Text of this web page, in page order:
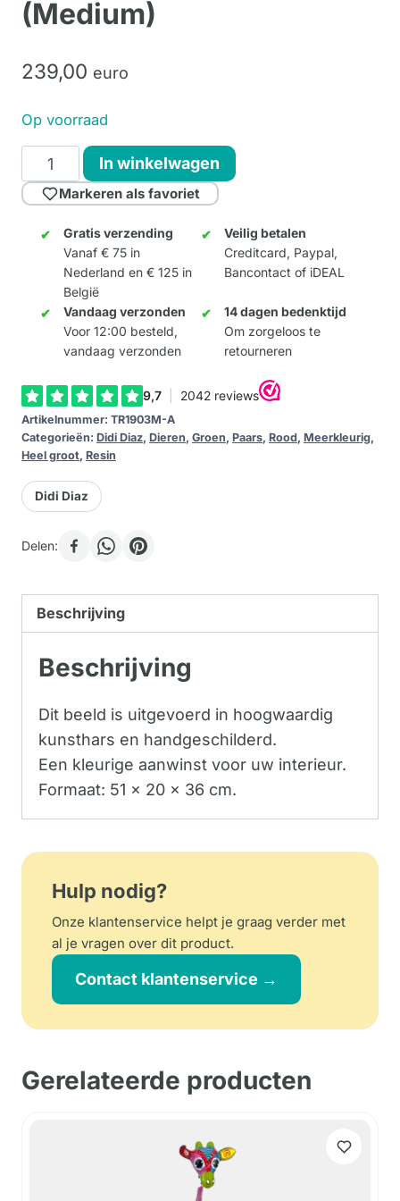
(Medium)
239,00 euro
Op voorraad
Noah
Giraffe
-
Kleur
(Medium)
aantal
In winkelwagen
Markeren als favoriet
Gratis verzending
Vanaf € 75 in
Nederland en € 125 in
België
Veilig betalen
Creditcard, Paypal,
Bancontact of iDEAL
Vandaag verzonden
Voor 12:00 besteld,
vandaag verzonden
14 dagen bedenktijd
Om zorgeloos te
retourneren
Artikelnummer: TR1903M-A
Categorieën: Didi Diaz, Dieren, Groen, Paars, Rood, Meerkleurig,
Heel groot, Resin
Didi Diaz
Delen:
Beschrijving
Beschrijving
Dit beeld is uitgevoerd in hoogwaardig
kunsthars en handgeschilderd.
Een kleurige aanwinst voor uw interieur.
Formaat: 51 x 20 x 36 cm.
Hulp nodig?
Onze klantenservice helpt je graag verder met
al je vragen over dit product.
Contact klantenservice →
Gerelateerde producten